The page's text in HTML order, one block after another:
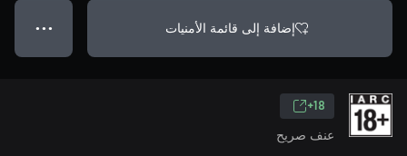
إضافة إلى قائمة الأمنيات ● ● ●
18+
عنف صريح